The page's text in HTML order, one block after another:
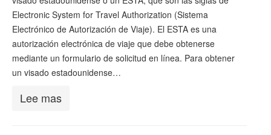
Electronic System for Travel Authorization (Sistema
Electrónico de Autorización de Viaje). El ESTA es una
autorización electrónica de viaje que debe obtenerse
mediante un formulario de solicitud en línea. Para obtener
un visado estadounidense…
Lee mas